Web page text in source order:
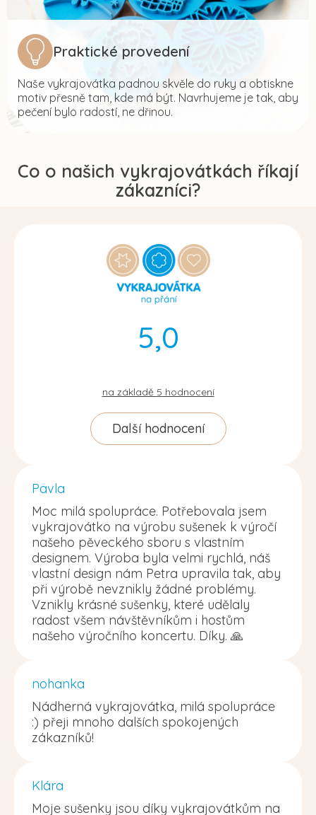
Praktické provedení
Naše vykrajovátka padnou skvěle do ruky a obtiskne
motiv přesně tam, kde má být. Navrhujeme je tak, aby
pečení bylo radostí, ne dřinou.
Co o našich vykrajovátkách říkají
zákazníci?
5,0
na základě 5 hodnocení
Další hodnocení
Pavla
Moc milá spolupráce. Potřebovala jsem
vykrajovátko na výrobu sušenek k výročí
našeho pěveckého sboru s vlastním
designem. Výroba byla velmi rychlá, náš
vlastní design nám Petra upravila tak, aby
při výrobě nevznikly žádné problémy.
Vznikly krásné sušenky, které udělaly
radost všem návštěvníkům i hostům
našeho výročního koncertu. Díky. 🙏
nohanka
Nádherná vykrajovátka, milá spolupráce
:) přeji mnoho dalších spokojených
zákazníků!
Klára
Moje sušenky jsou díky vykrajovátkům na